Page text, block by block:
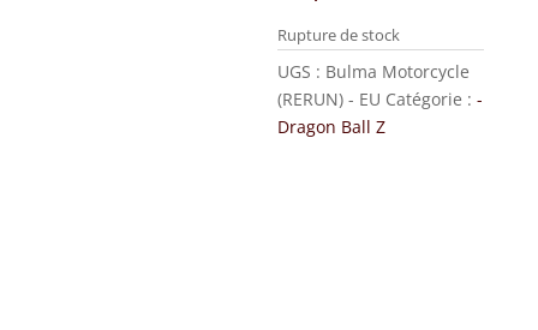
Rupture de stock
UGS : Bulma Motorcycle
(RERUN) - EU Catégorie :-
Dragon Ball Z